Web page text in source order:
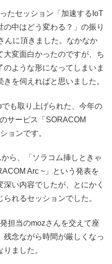
たセッション「加速するIoT
中はどう変わる？」の振り
んに頂きました。なかなか
大変面白かったのですが、ち
のような形になってしまいま
を伺えればと思いました。
も取り上げられた、今年の
サービス「SORACOM
ョンです。
ら、「ソラコム挿しときゃ
Arc ~」という発表を
い内容でしたが、とにかく
れるセッションでした。
担当のmozさんを交えて座
念ながら時間が厳しくなっ
ました。